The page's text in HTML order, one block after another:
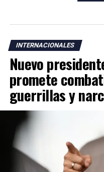
INTERNACIONALES
Nuevo
promete
guerrillas y